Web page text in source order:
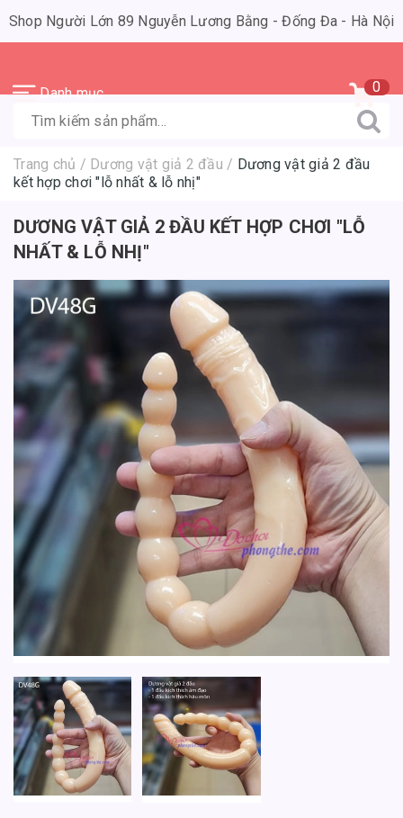
Shop Người Lớn 89 Nguyễn Lương Bằng - Đống Đa - Hà Nội
Danh mục 0
Trang chủ / Dương vật giả 2 đầu / Dương vật giả 2 đầu
kết hợp chơi "lỗ nhất & lỗ nhị"
DƯƠNG VẬT GIẢ 2 ĐẦU KẾT HỢP CHƠI "LỖ
NHẤT & LỖ NHỊ"